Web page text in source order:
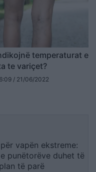
temperaturat e
te variçet?
/ 21/06/2022
vapën ekstreme:
punëtorëve duhet të
të parë